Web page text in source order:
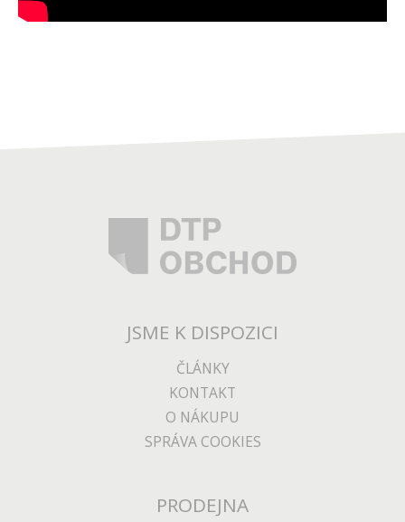
JSME K DISPOZICI
ČLÁNKY
KONTAKT
O NÁKUPU
SPRÁVA COOKIES
PRODEJNA